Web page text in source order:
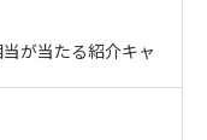
が当たる紹介キャ